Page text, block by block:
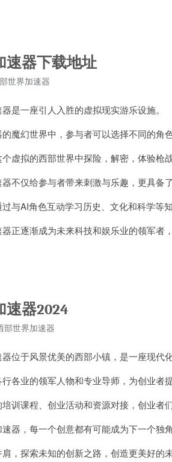
速器下载地址
世界加速器
一座引人入胜的虚拟现实游乐设施。
幻世界中，参与者可以选择不同的角
拟的西部世界中探险，解密，体验枪战
仅给参与者带来刺激与乐趣，更具备了
AI角色互动学习历史、文化和科学等知
逐渐成为未来科技和娱乐业的领军者
速器2024
部世界加速器
于风景优美的西部小镇，是一座现代化
业的领军人物和专业导师，为创业者提
课程、创业活动和资源对接，创业者
，每一个创意都有可能成为下一个独角
探索未知的创新之路，创造更美好的未